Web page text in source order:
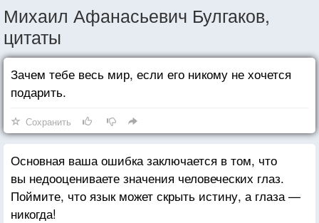
Михаил Афанасьевич Булгаков,
цитаты
Зачем тебе весь мир, если его никому не хочется
подарить.
Сохранить
Основная ваша ошибка заключается в том, что
вы недооцениваете значения человеческих глаз.
Поймите, что язык может скрыть истину, а глаза —
никогда!